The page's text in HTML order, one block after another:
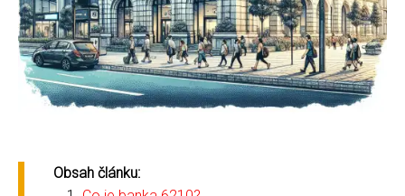
Obsah článku: